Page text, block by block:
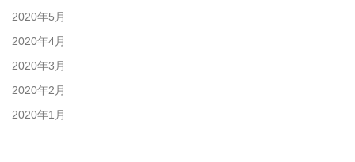
2020年5月
2020年4月
2020年3月
2020年2月
2020年1月